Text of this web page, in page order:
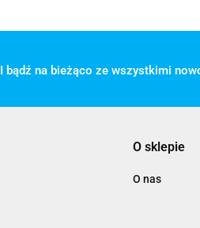
I bądź na bieżąco ze wszystkimi
O sklepie
O nas